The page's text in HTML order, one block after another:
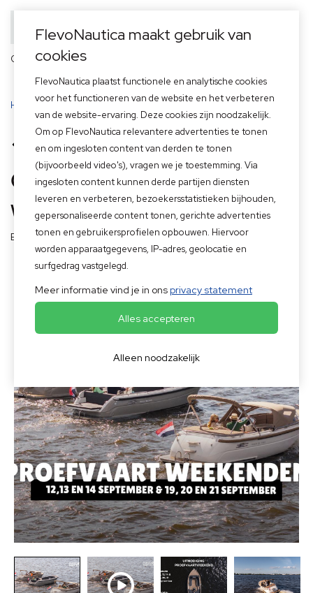
Officieel dealer van
Home >Aanbod > Boten
Terug naar overzicht
Onbekend Proefvaart
weekend
Benzine
Betaal per maand via
FlevoNautica maakt gebruik van
cookies
FlevoNautica plaatst functionele en analytische cookies
voor het functioneren van de website en het verbeteren
van de website-ervaring. Deze cookies zijn noodzakelijk.
Om op FlevoNautica relevantere advertenties te tonen
en om ingesloten content van derden te tonen
(bijvoorbeeld video's), vragen we je toestemming. Via
ingesloten content kunnen derde partijen diensten
leveren en verbeteren, bezoekersstatistieken bijhouden,
gepersonaliseerde content tonen, gerichte advertenties
tonen en gebruikersprofielen opbouwen. Hiervoor
worden apparaatgegevens, IP-adres, geolocatie en
surfgedrag vastgelegd.
Meer informatie vind je in ons privacy statement
Alles accepteren
Alleen noodzakelijk